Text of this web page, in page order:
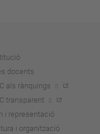
docents
als rànquings
transparent
i representació
i organització